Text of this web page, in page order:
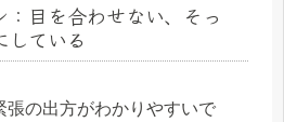
目を合わせない、そっ
している
張の出方がわかりやすいで